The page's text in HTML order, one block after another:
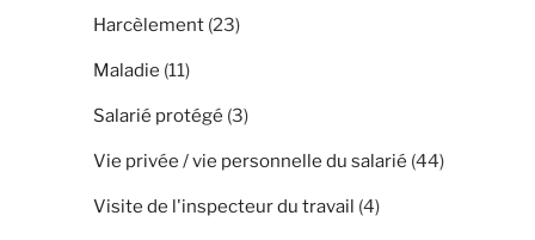
Harcèlement (23)
Maladie (11)
Salarié protégé (3)
Vie privée / vie personnelle du salarié (44)
Visite de l'inspecteur du travail (4)